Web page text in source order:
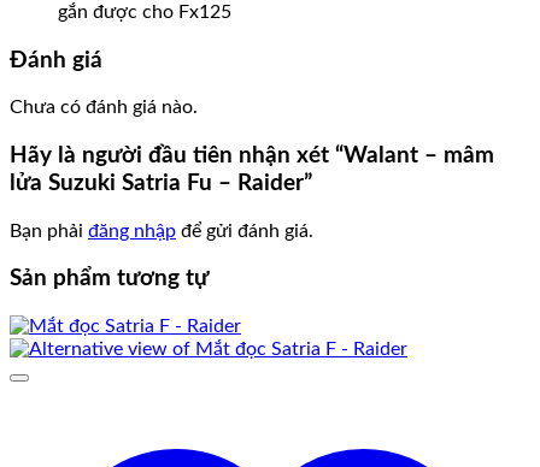
gắn được cho Fx125
Đánh giá
Chưa có đánh giá nào.
Hãy là người đầu tiên nhận xét “Walant – mâm
lửa Suzuki Satria Fu – Raider”
Bạn phải đăng nhập để gửi đánh giá.
Sản phẩm tương tự